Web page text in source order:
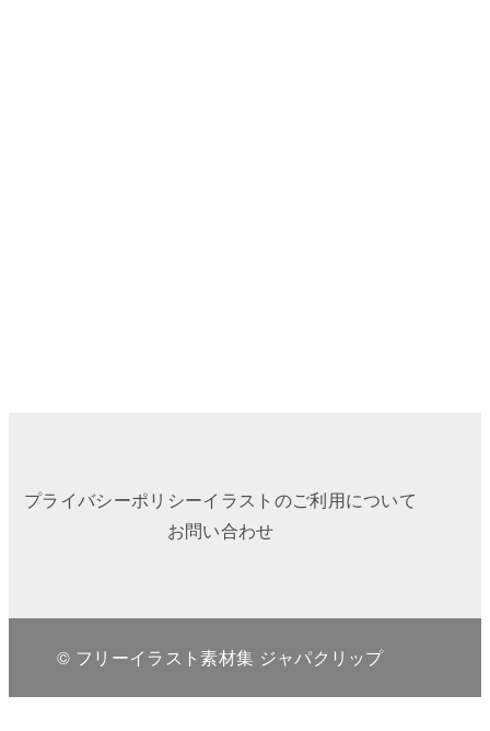
プライバシーポリシーイラストのご利用について
お問い合わせ
© フリーイラスト素材集 ジャパクリップ